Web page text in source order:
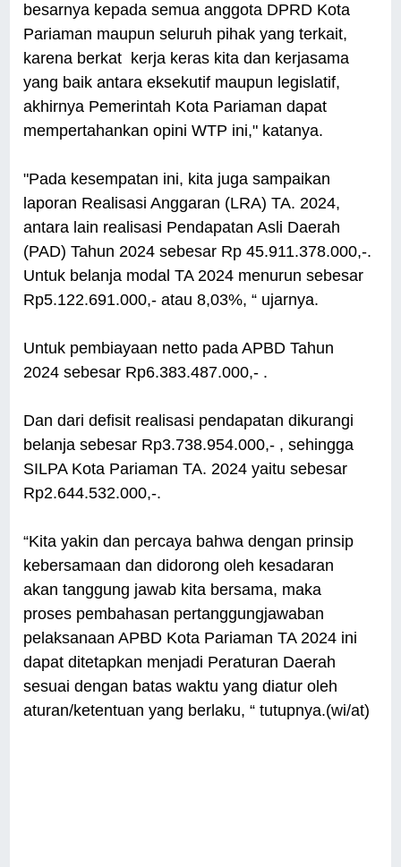
besarnya kepada semua anggota DPRD Kota
Pariaman maupun seluruh pihak yang terkait,
karena berkat kerja keras kita dan kerjasama
yang baik antara eksekutif maupun legislatif,
akhirnya Pemerintah Kota Pariaman dapat
mempertahankan opini WTP ini," katanya.
"Pada kesempatan ini, kita juga sampaikan
laporan Realisasi Anggaran (LRA) TA. 2024,
antara lain realisasi Pendapatan Asli Daerah
(PAD) Tahun 2024 sebesar Rp 45.911.378.000,-.
Untuk belanja modal TA 2024 menurun sebesar
Rp5.122.691.000,- atau 8,03%, “ ujarnya.
Untuk pembiayaan netto pada APBD Tahun
2024 sebesar Rp6.383.487.000,- .
Dan dari defisit realisasi pendapatan dikurangi
belanja sebesar Rp3.738.954.000,- , sehingga
SILPA Kota Pariaman TA. 2024 yaitu sebesar
Rp2.644.532.000,-.
“Kita yakin dan percaya bahwa dengan prinsip
kebersamaan dan didorong oleh kesadaran
akan tanggung jawab kita bersama, maka
proses pembahasan pertanggungjawaban
pelaksanaan APBD Kota Pariaman TA 2024 ini
dapat ditetapkan menjadi Peraturan Daerah
sesuai dengan batas waktu yang diatur oleh
aturan/ketentuan yang berlaku, “ tutupnya.(wi/at)